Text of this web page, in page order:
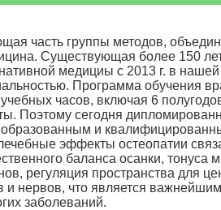
часть группы методов,
Существующая более 150
медициы с 2013 г. в
Программа обучения
часов, включая 6
Поэтому сегодня
и
эффекты остеопатии
баланса осанки,
регуляция пространства для
и нервов, что является
заболеваний.